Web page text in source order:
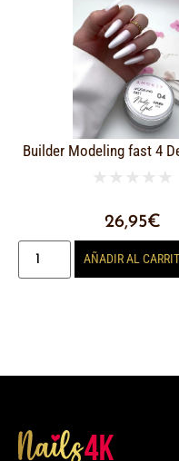
Builder Modeling fast 4
★ ★ ★ ★ ★
26,95€
AÑADIR AL